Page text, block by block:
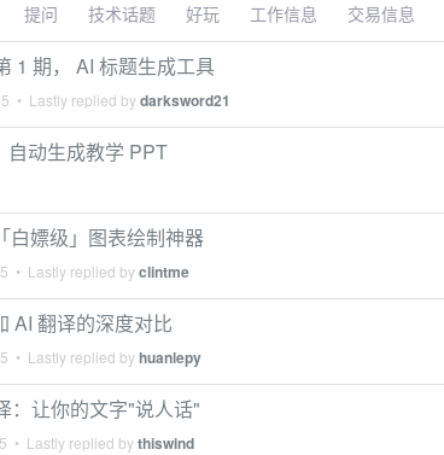
提问 技术话题 好玩 工作信息 交易信息
1 期， AI 标题生成工具
• Lastly replied bydarksword21
自动生成教学 PPT
白嫖级」图表绘制神器
• Lastly replied byclintme
AI 翻译的深度对比
• Lastly replied byhuanlepy
：让你的文字"说人话"
• Lastly replied bythiswind